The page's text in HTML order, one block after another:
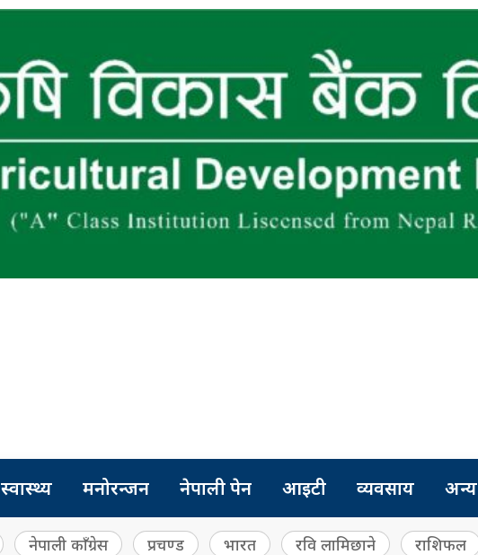
स्वास्थ्य मनोरन्जन नेपाली पेन आइटी व्यवसाय अन्य
नेपाली काँग्रेस प्रचण्ड भारत रवि लामिछाने राशिफल